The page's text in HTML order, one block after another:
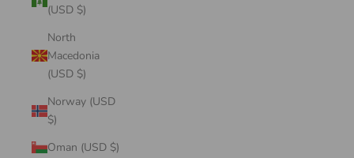
(USD $)
North
Macedonia
(USD $)
Norway (USD
$)
Oman (USD $)